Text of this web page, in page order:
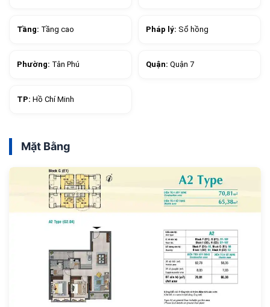
Tầng: Tầng cao Pháp lý: Sổ hồng
Phường: Tân Phú Quận: Quận 7
TP: Hồ Chí Minh
Mặt Bằng